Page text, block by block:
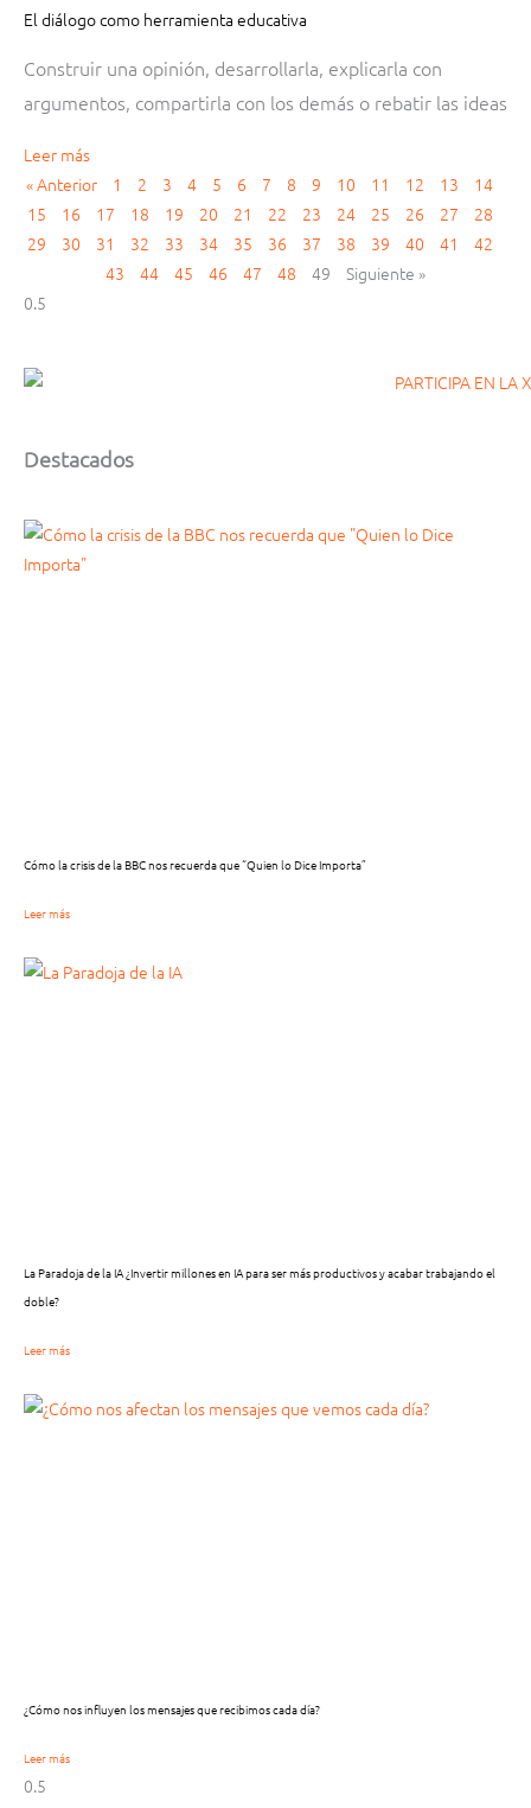
El diálogo como herramienta educativa
Construir una opinión, desarrollarla, explicarla con
argumentos, compartirla con los demás o rebatir las ideas
Leer más
« Anterior
1 2 3 4 5 6 7 8 9 10 11 12 13
14
15
16 17 18 19 20 21 22 23 24 25 26 27
28
29
30 31 32 33 34 35 36 37 38 39 40 41
42
43
44 45 46 47 48 49 Siguiente »
Destacados
Cómo la crisis de la BBC nos recuerda que “Quien lo Dice Importa”
Leer más
La Paradoja de la IA ¿Invertir millones en IA para ser más productivos y acabar trabajando el
doble?
Leer más
¿Cómo nos influyen los mensajes que recibimos cada día?
Leer más